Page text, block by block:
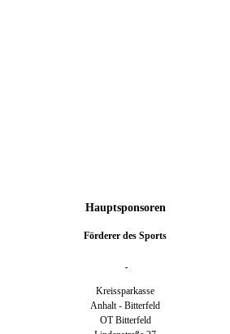
Hauptsponsoren
Förderer des Sports
Kreissparkasse
Anhalt - Bitterfeld
OT Bitterfeld